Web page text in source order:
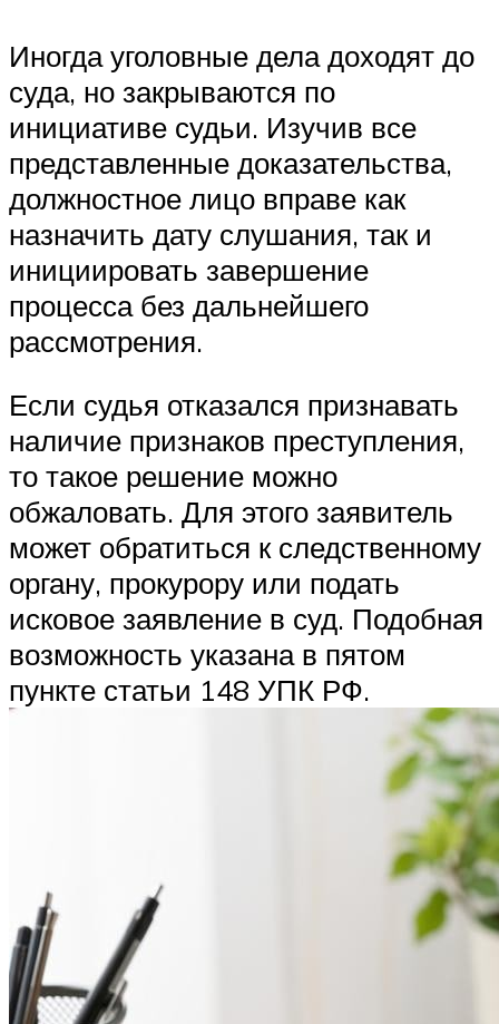
Иногда уголовные дела доходят до
суда, но закрываются по
инициативе судьи. Изучив все
представленные доказательства,
должностное лицо вправе как
назначить дату слушания, так и
инициировать завершение
процесса без дальнейшего
рассмотрения.
Если судья отказался признавать
наличие признаков преступления,
то такое решение можно
обжаловать. Для этого заявитель
может обратиться к следственному
органу, прокурору или подать
исковое заявление в суд. Подобная
возможность указана в пятом
пункте статьи 148 УПК РФ.